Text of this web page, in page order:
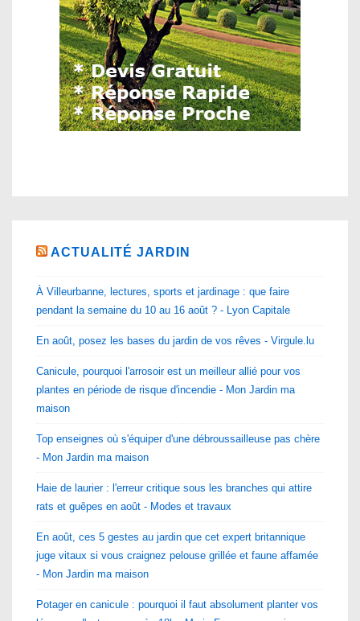
ACTUALITÉ JARDIN
À Villeurbanne, lectures, sports et jardinage : que faire
pendant la semaine du 10 au 16 août ? - Lyon Capitale
En août, posez les bases du jardin de vos rêves - Virgule.lu
Canicule, pourquoi l'arrosoir est un meilleur allié pour vos
plantes en période de risque d'incendie - Mon Jardin ma
maison
Top enseignes où s'équiper d'une débroussailleuse pas chère
- Mon Jardin ma maison
Haie de laurier : l'erreur critique sous les branches qui attire
rats et guêpes en août - Modes et travaux
En août, ces 5 gestes au jardin que cet expert britannique
juge vitaux si vous craignez pelouse grillée et faune affamée
- Mon Jardin ma maison
Potager en canicule : pourquoi il faut absolument planter vos